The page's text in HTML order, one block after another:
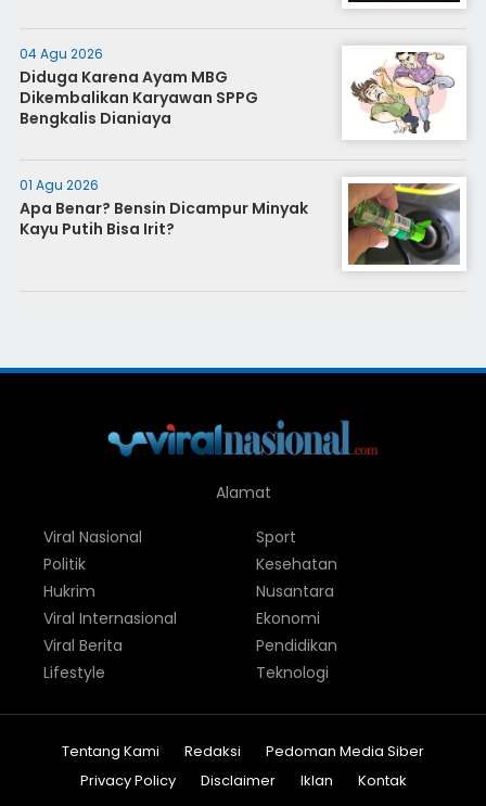
04 Agu 2026
Diduga Karena Ayam MBG
Dikembalikan Karyawan SPPG
Bengkalis Dianiaya
01 Agu 2026
Apa Benar? Bensin Dicampur Minyak
Kayu Putih Bisa Irit?
Alamat
Viral Nasional
Politik
Hukrim
Viral Internasional
Viral Berita
Lifestyle
Sport
Kesehatan
Nusantara
Ekonomi
Pendidikan
Teknologi
Tentang Kami Redaksi
Pedoman Media Siber
Privacy Policy
Disclaimer Iklan Kontak